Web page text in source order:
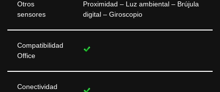
Otros
sensores
Proximidad – Luz ambiental – Brújula
digital – Giroscopio
Compatibilidad
Office
Conectividad